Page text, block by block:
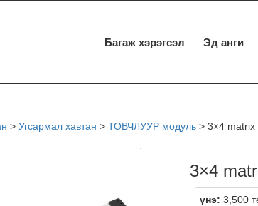
Багаж хэрэгсэл Эд анги
> Угсармал хавтан > ТОВЧЛУУР модуль> 3×4 matrix
3×4
үнэ: 3,500